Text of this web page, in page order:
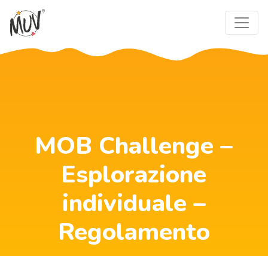
MOB Challenge –
Esplorazione
individuale –
Regolamento